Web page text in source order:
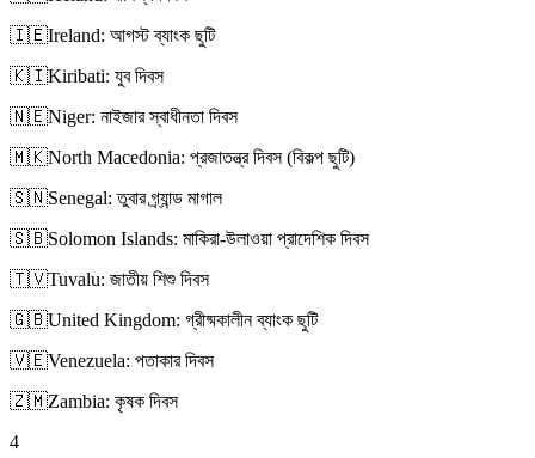
🇮🇪Ireland: আগস্ট ব্যাংক ছুটি
🇰🇮Kiribati: যুব দিবস
🇳🇪Niger: নাইজার স্বাধীনতা দিবস
🇲🇰North Macedonia: প্রজাতন্ত্র দিবস (বিকল্প ছুটি)
🇸🇳Senegal: তুবার গ্র্যান্ড মাগাল
🇸🇧Solomon Islands: মাকিরা-উলাওয়া প্রাদেশিক দিবস
🇹🇻Tuvalu: জাতীয় শিশু দিবস
🇬🇧United Kingdom: গ্রীষ্মকালীন ব্যাংক ছুটি
🇻🇪Venezuela: পতাকার দিবস
🇿🇲Zambia: কৃষক দিবস
4